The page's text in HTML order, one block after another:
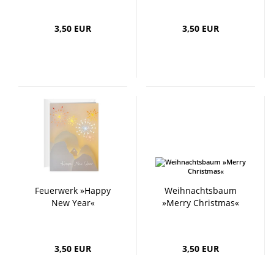
3,50 EUR 3,50 EUR
Feuerwerk »Happy
New Year«
3,50 EUR
Weihnachtsbaum
»Merry Christmas«
3,50 EUR